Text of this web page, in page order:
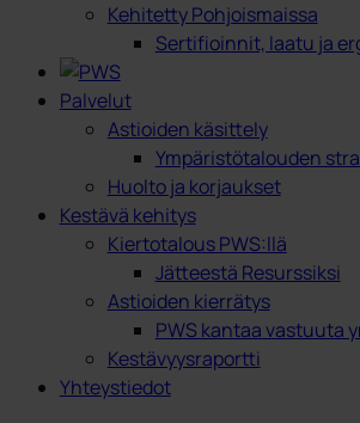
Kehitetty Pohjoismaissa
Sertifioinnit, laatu ja
Palvelut
Astioiden käsittely
Ympäristötalouden
Huolto ja korjaukset
Kestävä kehitys
Kiertotalous PWS:llä
Jätteestä Resurssiksi
Astioiden kierrätys
PWS kantaa vastuuta
Kestävyysraportti
Yhteystiedot